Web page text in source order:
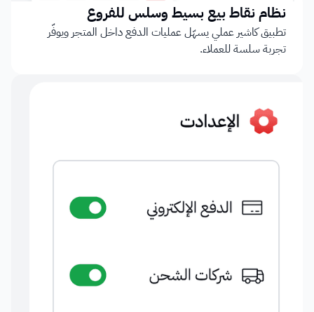
نظام نقاط بيع بسيط وسلس للفروع
تجربة سلسة للعملاء.